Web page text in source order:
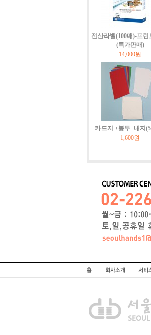
전산라벨(100매)-프린
(특가판매)
14,000원
카드지 +봉투+내지
1,600원